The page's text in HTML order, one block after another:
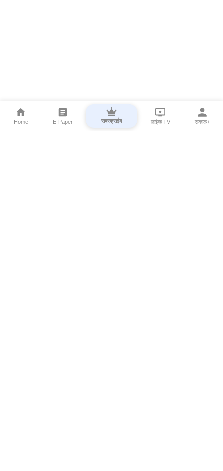
Home E-Paper सबस्क्राईब लाईव्ह TV सकाळ+